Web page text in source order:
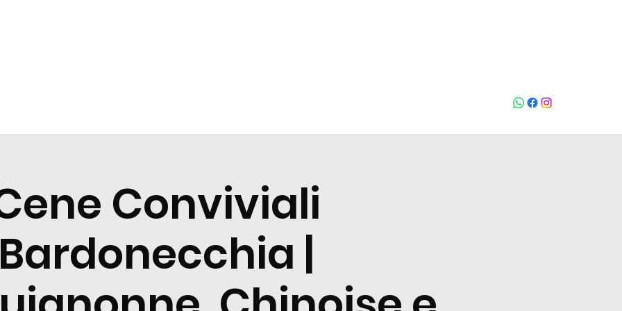
Conviviali
Bardonecchia |